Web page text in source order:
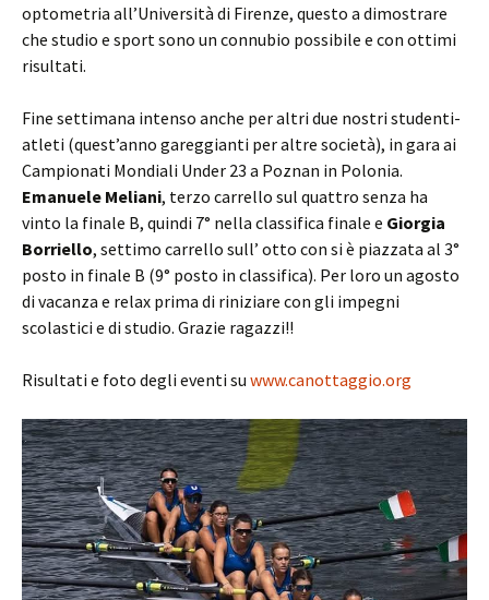
optometria all’Università di Firenze, questo a dimostrare
che studio e sport sono un connubio possibile e con ottimi
risultati.
Fine settimana intenso anche per altri due nostri studenti-
atleti (quest’anno gareggianti per altre società), in gara ai
Campionati Mondiali Under 23 a Poznan in Polonia.
Emanuele Meliani, terzo carrello sul quattro senza ha
vinto la finale B, quindi 7° nella classifica finale e Giorgia
Borriello, settimo carrello sull’ otto con si è piazzata al 3°
posto in finale B (9° posto in classifica). Per loro un agosto
di vacanza e relax prima di riniziare con gli impegni
scolastici e di studio. Grazie ragazzi!!
Risultati e foto degli eventi su www.canottaggio.org